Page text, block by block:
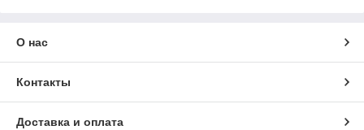
О нас
Контакты
Доставка и оплата